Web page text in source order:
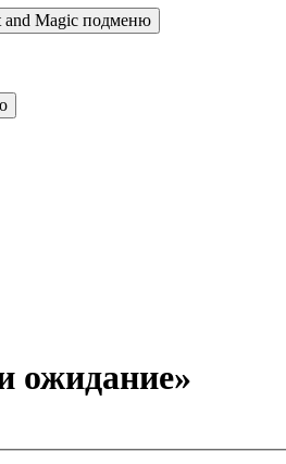
and Magic подменю
ожидание»